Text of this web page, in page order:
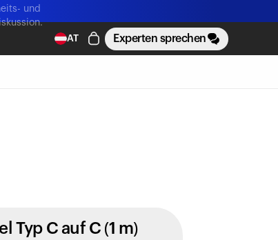
und
AT
Experten sprechen
Typ C auf C (1 m)